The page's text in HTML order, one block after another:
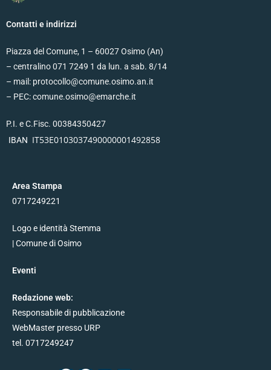
Contatti e indirizzi
Piazza del Comune, 1 – 60027 Osimo (An)
– centralino 071 7249 1 da lun. a sab. 8/14
– mail: protocollo@comune.osimo.an.it
– PEC: comune.osimo@emarche.it
P.I. e C.Fisc. 00384350427
IBAN IT53E0103037490000001492858
Area Stampa
0717249221
Logo e identità Stemma
| Comune di Osimo
Eventi
Redazione web:
Responsabile di pubblicazione
WebMaster presso URP
tel. 0717249247